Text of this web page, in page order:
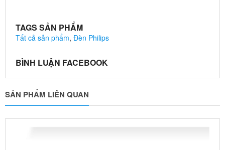
TAGS SẢN PHẨM
Tất cả sản phẩm, Đèn Philips
BÌNH LUẬN FACEBOOK
SẢN PHẨM LIÊN QUAN